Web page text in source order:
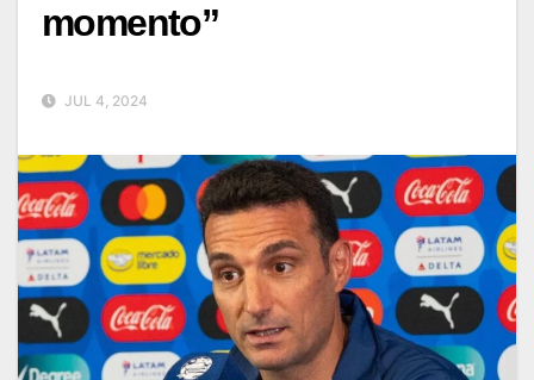
momento”
JUL 4, 2024